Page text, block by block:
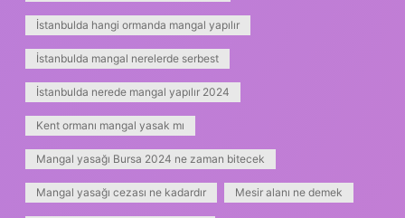
İstanbulda hangi ormanda mangal yapılır
İstanbulda mangal nerelerde serbest
İstanbulda nerede mangal yapılır 2024
Kent ormanı mangal yasak mı
Mangal yasağı Bursa 2024 ne zaman bitecek
Mangal yasağı cezası ne kadardır Mesir alanı ne demek